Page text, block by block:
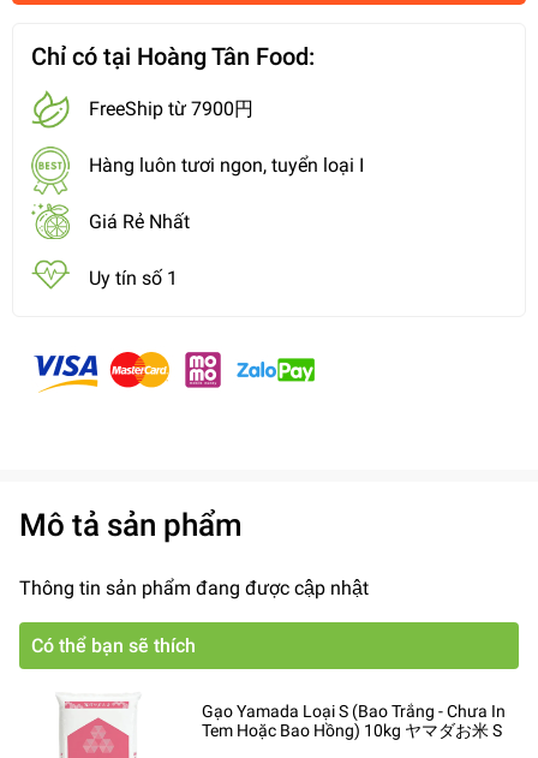
Chỉ có tại Hoàng Tân Food:
FreeShip từ 7900円
Hàng luôn tươi ngon, tuyển loại I
Giá Rẻ Nhất
Uy tín số 1
Mô tả sản phẩm
Thông tin sản phẩm đang được cập nhật
Có thể bạn sẽ thích
Gạo Yamada Loại S (Bao Trắng - Chưa In
Tem Hoặc Bao Hồng) 10kg ヤマダお米 S